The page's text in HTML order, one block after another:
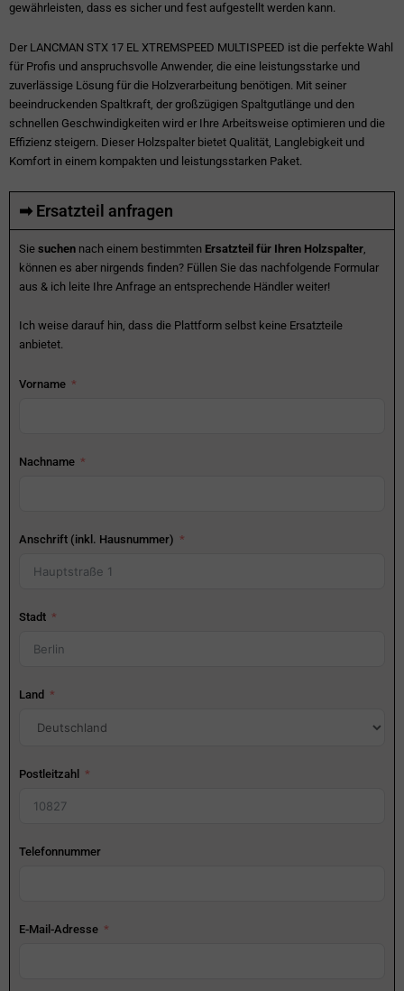
gewährleisten, dass es sicher und fest aufgestellt werden kann.
Der LANCMAN STX 17 EL XTREMSPEED MULTISPEED ist die perfekte Wahl
für Profis und anspruchsvolle Anwender, die eine leistungsstarke und
zuverlässige Lösung für die Holzverarbeitung benötigen. Mit seiner
beeindruckenden Spaltkraft, der großzügigen Spaltgutlänge und den
schnellen Geschwindigkeiten wird er Ihre Arbeitsweise optimieren und die
Effizienz steigern. Dieser Holzspalter bietet Qualität, Langlebigkeit und
Komfort in einem kompakten und leistungsstarken Paket.
➡ Ersatzteil anfragen
Sie suchen nach einem bestimmten Ersatzteil für Ihren Holzspalter
können es aber nirgends finden? Füllen Sie das nachfolgende Formular
aus & ich leite Ihre Anfrage an entsprechende Händler weiter!
Ich weise darauf hin, dass die Plattform selbst keine Ersatzteile
anbietet.
Vorname
Nachname
Anschrift (inkl. Hausnummer)
Stadt
Land
Postleitzahl
Telefonnummer
E-Mail-Adresse